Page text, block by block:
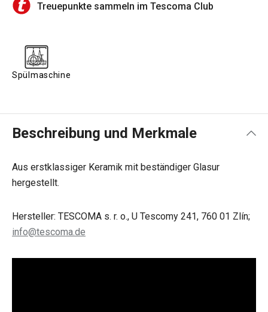
Treuepunkte sammeln im Tescoma Club
Spülmaschine
Beschreibung und Merkmale
Aus erstklassiger Keramik mit beständiger Glasur
hergestellt.
Hersteller: TESCOMA s. r. o., U Tescomy 241, 760 01 Zlín;
info@tescoma.de